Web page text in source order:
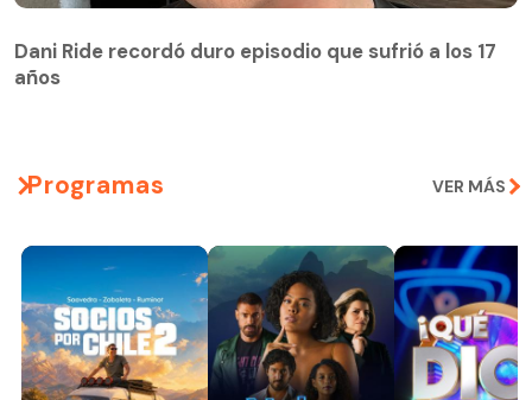
Dani Ride recordó duro episodio que sufrió a los 17
años
Programas VER MÁS